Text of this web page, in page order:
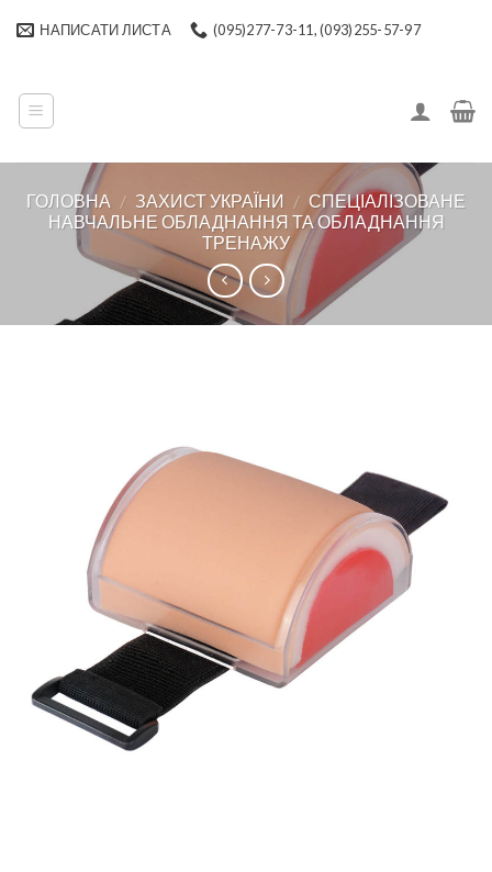
НАПИСАТИ ЛИСТА (095)277-73-11, (093)255-57-97
ГОЛОВНА / ЗАХИСТ УКРАЇНИ / СПЕЦІАЛІЗОВАНЕ
НАВЧАЛЬНЕ ОБЛАДНАННЯ ТА ОБЛАДНАННЯ
ТРЕНАЖУ